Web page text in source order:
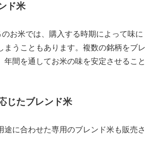
ド米
お米では、購入する時期によって味に
まうこともあります。複数の銘柄をブレ
年間を通してお米の味を安定させること
じたブレンド米
途に合わせた専用のブレンド米も販売さ